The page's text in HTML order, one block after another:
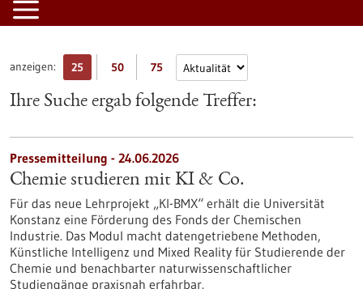
anzeigen: 25 50 75
Ihre Suche ergab folgende Treffer:
Pressemitteilung - 24.06.2026
Chemie studieren mit KI & Co.
Für das neue Lehrprojekt „KI-BMX“ erhält die Universität
Konstanz eine Förderung des Fonds der Chemischen
Industrie. Das Modul macht datengetriebene Methoden,
Künstliche Intelligenz und Mixed Reality für Studierende der
Chemie und benachbarter naturwissenschaftlicher
Studiengänge praxisnah erfahrbar.